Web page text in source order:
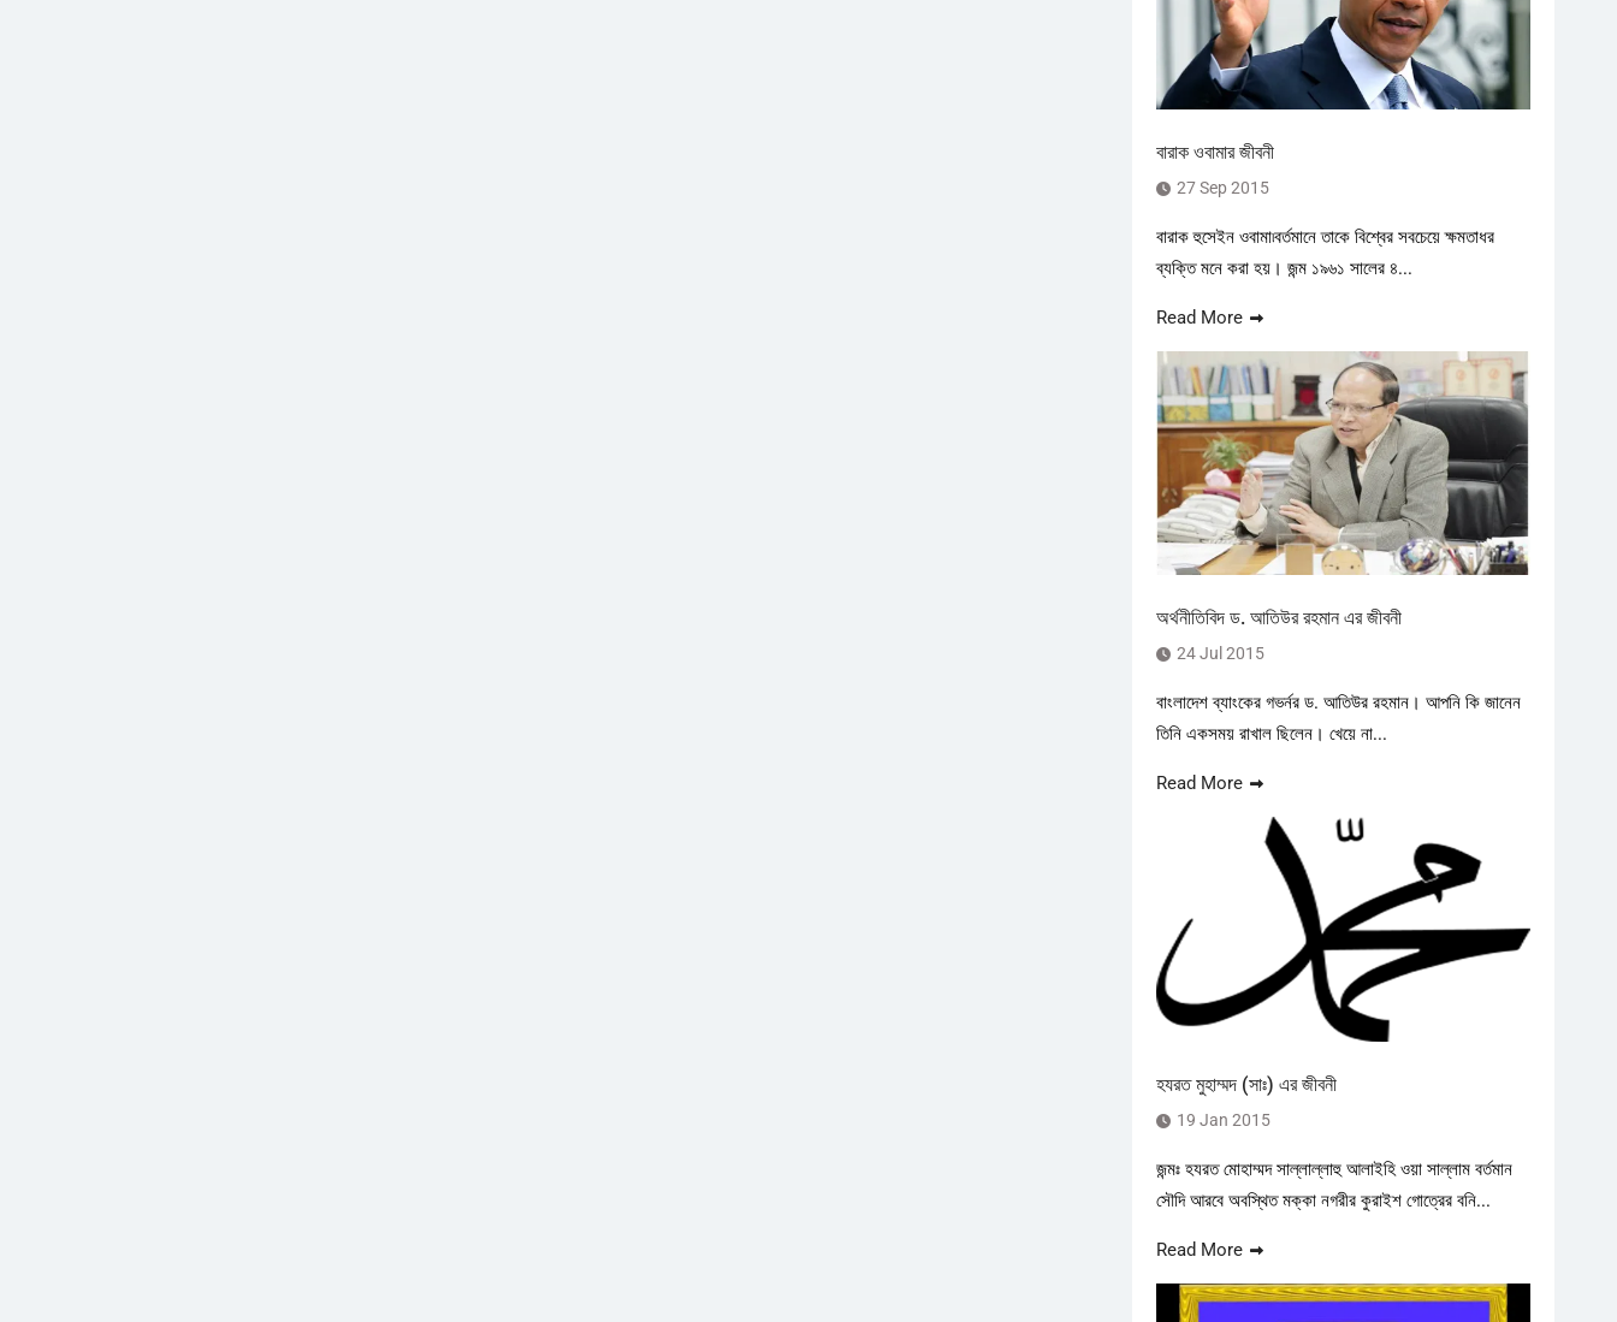
বারাক ওবামার জীবনী
27 Sep 2015
বারাক হুসেইন ওবামা৷বর্তমানে তাকে বিশ্বের সবচেয়ে ক্ষমতাধর
ব্যক্তি মনে করা হয়। জন্ম ১৯৬১ সালের ৪...
Read More
অর্থনীতিবিদ ড. আতিউর রহমান এর জীবনী
24 Jul 2015
বাংলাদেশ ব্যাংকের গভর্নর ড. আতিউর রহমান। আপনি কি জানেন
তিনি একসময় রাখাল ছিলেন। খেয়ে না...
Read More
হযরত মুহাম্মদ (সাঃ) এর জীবনী
19 Jan 2015
জন্মঃ হযরত মোহাম্মদ সাল্লাল্লাহু আলাইহি ওয়া সাল্লাম বর্তমান
সৌদি আরবে অবস্থিত মক্কা নগরীর কুরাইশ গোত্রের বনি...
Read More